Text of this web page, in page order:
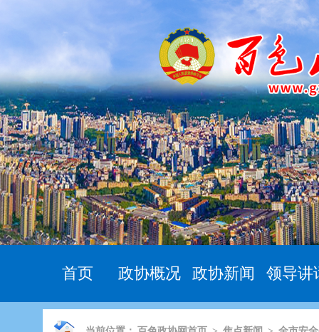
首页 政协概况 政协新闻 领导讲